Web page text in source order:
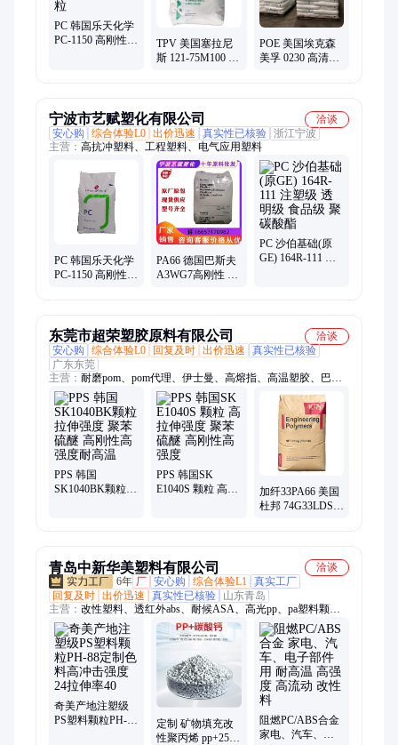
PC 韩国乐天化学
PC-1150 高刚性
TPV 美国塞拉尼
斯 121-75M100 抗
POE 美国埃克森
美孚 0230 高清晰
宁波市艺赋塑化有限公司
洽谈
安心购
综合体验L0 出价迅速 真实性已核验 浙江宁波
主营： 高抗冲塑料、工程塑料、电气应用塑料
PC 韩国乐天化学
PC-1150 高刚性
PA66 德国巴斯夫
A3WG7高刚性 加
PC 沙伯基础(原
GE) 164R-111 注
东莞市超荣塑胶原料有限公司
洽谈
安心购
综合体验L0 回复及时 出价迅速
真实性已核验
广东东莞
主营： 耐磨pom、pom代理、伊士曼、高熔指、高温塑胶、巴斯
夫、聚甲醛、红外线、一诺威、光扩散、塑胶pla、聚乙烯、铁氟
龙、中石化、胺塑胶、增韧pom、尼龙-pa、旭化成、pa6韩国、
氟塑胶、聚酰胺、弹性体、耐冲击、66-塑胶、聚碳酸脂
PPS 韩国
SK1040BK颗粒拉
PPS 韩国SK
E1040S 颗粒 高拉
加纤33PA66 美国
杜邦 74G33LDS
青岛中新华美塑料有限公司
洽谈
6年 厂 安心购 综合体验L1 真实工厂
回复及时 出价迅速 真实性已核验
山东青岛
主营： 改性塑料、透红外abs、耐候ASA、高光pp、pa塑料颗
粒、玻纤增强尼龙、玻纤阻燃pbt、阻燃pcabs、阻燃pcasa、改性
pp、改性abs、阻燃abs、增韧尼龙、滑石粉pp、矿物填充pp、抗
静电abs、玻纤pp、塑料原材料、原料abs、pp原料、abs塑料、免
喷涂塑料、pmma、玻纤增强pa、玻纤增强as
奇美产地注塑级
PS塑料颗粒PH-88
定制 矿物填充改
性聚丙烯 pp+25%
阻燃PC/ABS合金
家电、汽车、电